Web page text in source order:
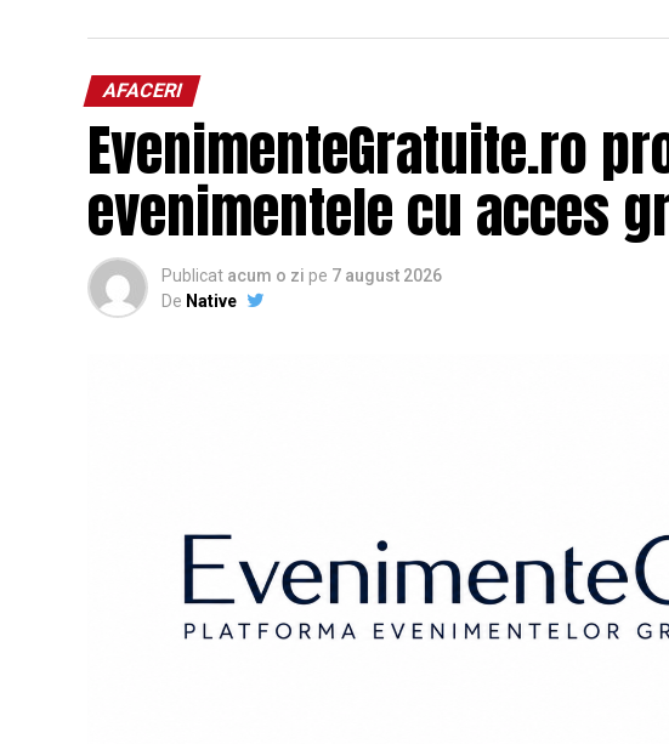
AFACERI
EvenimenteGratuite.ro
evenimentele cu acces
Publicat acum o zi pe 7 august 2026
De Native